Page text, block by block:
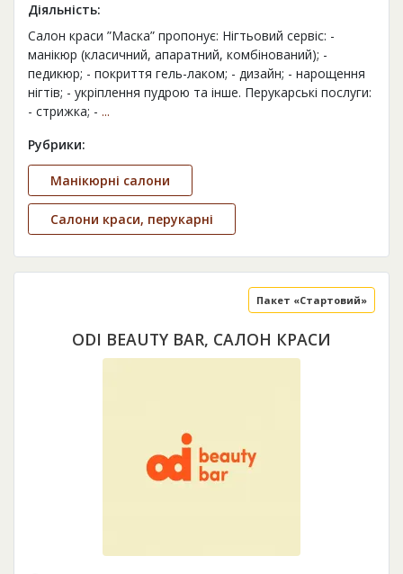
Діяльність:
Салон краси ”Маска” пропонує: Нігтьовий сервіс: -
манікюр (класичний, апаратний, комбінований); -
педикюр; - покриття гель-лаком; - дизайн; - нарощення
нігтів; - укріплення пудрою та інше. Перукарські послуги:
- стрижка; - ...
Рубрики:
Манікюрні салони
Салони краси, перукарні
ODI BEAUTY BAR, САЛОН КРАСИ
Пакет «Стартовий»